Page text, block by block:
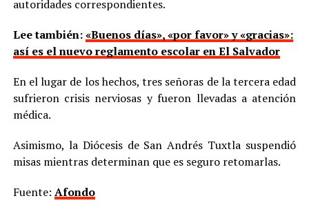
autoridades correspondientes.
Lee también:«Buenos días», «por favor» y «gracias»:
así es el nuevo reglamento escolar en El Salvador
En el lugar de los hechos, tres señoras de la tercera edad
sufrieron crisis nerviosas y fueron llevadas a atención
médica.
Asimismo, la Diócesis de San Andrés Tuxtla suspendió
misas mientras determinan que es seguro retomarlas.
Fuente: Afondo